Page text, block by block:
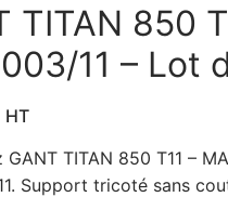
TITAN 850
11 – Lot
HT
GANT TITAN 850 T11 –
Support tricoté sans